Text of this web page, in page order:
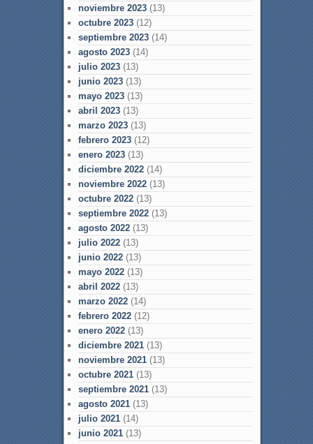
noviembre 2023(13)
octubre 2023(12)
septiembre 2023(14)
agosto 2023(14)
julio 2023(13)
junio 2023(13)
mayo 2023(13)
abril 2023(13)
marzo 2023(13)
febrero 2023(12)
enero 2023(13)
diciembre 2022(14)
noviembre 2022(13)
octubre 2022(13)
septiembre 2022(13)
agosto 2022(13)
julio 2022(13)
junio 2022(13)
mayo 2022(13)
abril 2022(13)
marzo 2022(14)
febrero 2022(12)
enero 2022(13)
diciembre 2021(13)
noviembre 2021(13)
octubre 2021(13)
septiembre 2021(13)
agosto 2021(13)
julio 2021(14)
junio 2021(13)